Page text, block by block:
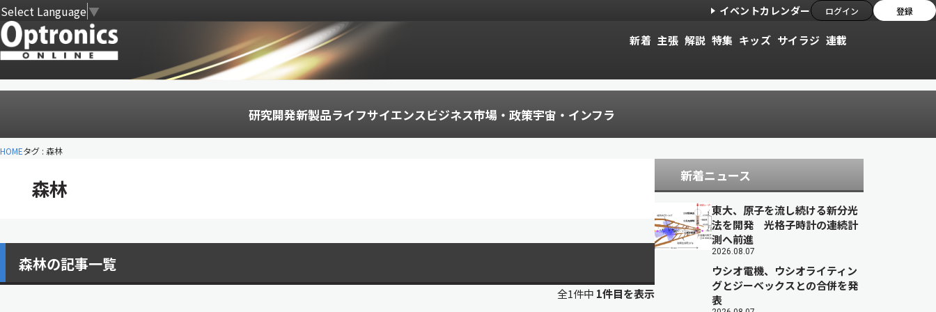
Select Language▼ イベントカレンダー ログイン 登録
新着 主張 解説 特集 キッズ サイラジ 連載
研究開発新製品ライフサイエンスビジネス市場・政策宇宙・インフラ
HOMEタグ : 森林
森林
森林の記事一覧
全1件中 1件目を表示
新着ニュース
東大、原子を流し続ける新分光
法を開発 光格子時計の連続計
測へ前進
2026.08.07
ウシオ電機、ウシオライティン
グとジーベックスとの合併を発
表